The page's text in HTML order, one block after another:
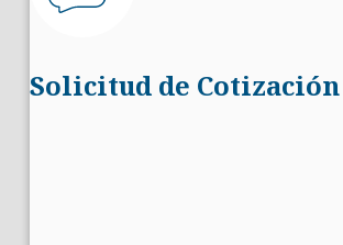
Solicitud de Cotización